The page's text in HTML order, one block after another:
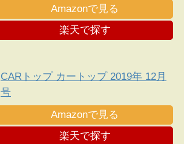
Amazonで見る
楽天で探す
CARトップ カートップ 2019年 12月
号
Amazonで見る
楽天で探す